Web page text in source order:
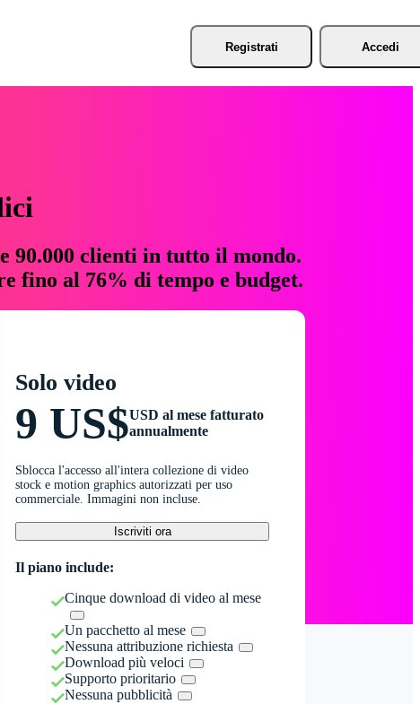
Registrati Accedi
90.000 clienti in tutto il mondo.
fino al 76% di tempo e budget.
Solo video
9 US$USD al mese fatturato
annualmente
Sblocca l'accesso all'intera collezione di video
stock e motion graphics autorizzati per uso
commerciale. Immagini non incluse.
Iscriviti ora
Il piano include:
Cinque download di video al mese
Un pacchetto al mese
Nessuna attribuzione richiesta
Download più veloci
Supporto prioritario
Nessuna pubblicità